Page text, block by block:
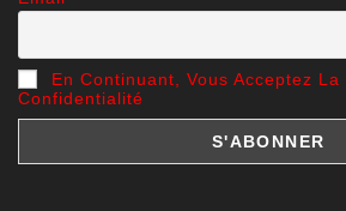
En Continuant, Vous Acceptez
Confidentialité